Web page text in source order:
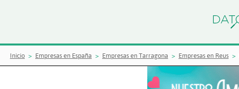
Inicio Empresas en España Empresas en Tarragona Empresas en Reus